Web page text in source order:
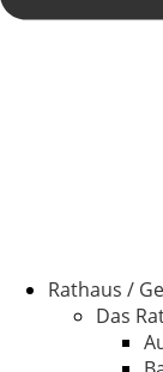
Rathaus /
Das